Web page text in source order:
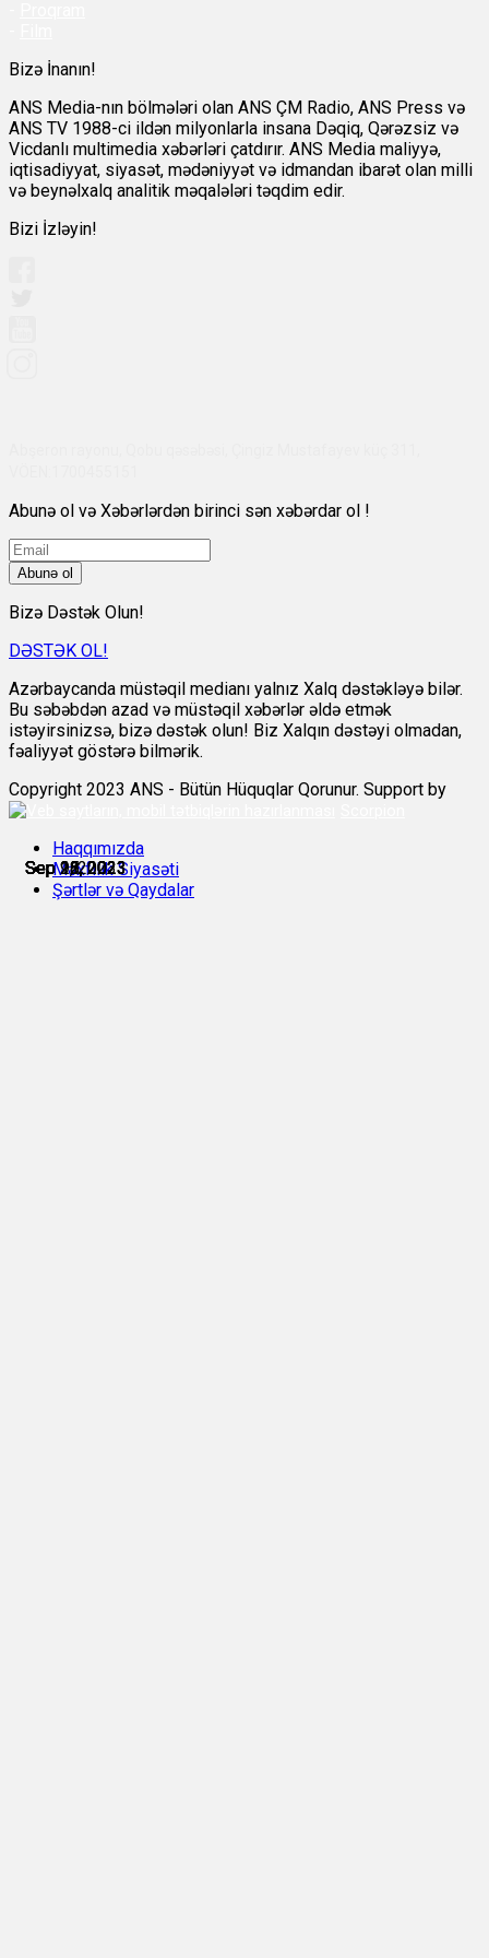
Sep 9, 2023
Sep 12, 2023
Sep 15, 2023
Sep 16, 2023
Sep 21, 2023
Sep 28, 2023
Bizə İnanın!
ANS Media-nın bölmələri olan ANS ÇM Radio, ANS Press və
ANS TV 1988-ci ildən milyonlarla insana Dəqiq, Qərəzsiz və
Vicdanlı multimedia xəbərləri çatdırır. ANS Media maliyyə,
iqtisadiyyat, siyasət, mədəniyyət və idmandan ibarət olan milli
və beynəlxalq analitik məqalələri təqdim edir.
Bizi İzləyin!
Abunə ol və Xəbərlərdən birinci sən xəbərdar ol !
Abunə ol
Bizə Dəstək Olun!
DƏSTƏK OL!
Azərbaycanda müstəqil medianı yalnız Xalq dəstəkləyə bilər.
Bu səbəbdən azad və müstəqil xəbərlər əldə etmək
istəyirsinizsə, bizə dəstək olun! Biz Xalqın dəstəyi olmadan,
fəaliyyət göstərə bilmərik.
Copyright 2023 ANS - Bütün Hüquqlar Qorunur. Support by
Haqqımızda
Məxfilik Siyasəti
Şərtlər və Qaydalar